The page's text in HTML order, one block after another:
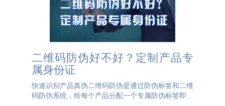
二维码防伪好不好？定制产品专
属身份证
快速识别产品真伪二维码防伪是通过防伪标签和二维
码防伪系统，给每个产品分配一个专属防伪标签即是